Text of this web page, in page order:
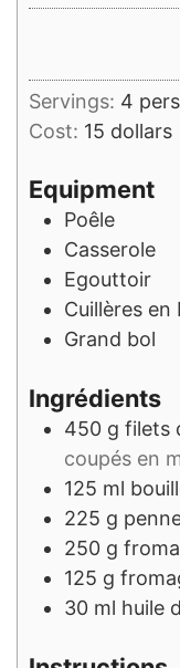
Servings: 4
Cost: 15 dollars
Equipment
Poêle
Casserole
Egouttoir
Cuillères en
Grand bol
Ingrédients
450 g filets
coupés en
125 ml
225 g
250 g
125 g
30 ml huile